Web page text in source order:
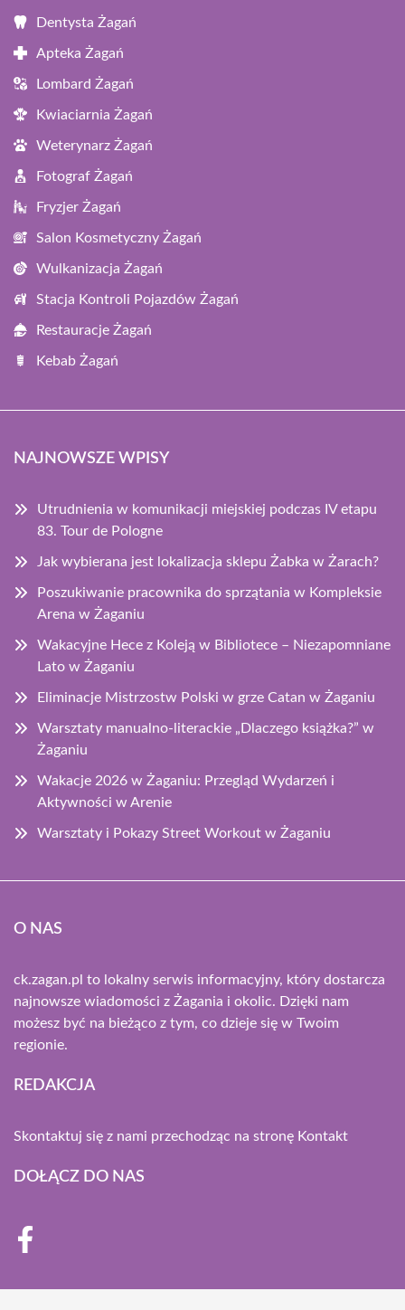
Dentysta Żagań
Apteka Żagań
Lombard Żagań
Kwiaciarnia Żagań
Weterynarz Żagań
Fotograf Żagań
Fryzjer Żagań
Salon Kosmetyczny Żagań
Wulkanizacja Żagań
Stacja Kontroli Pojazdów Żagań
Restauracje Żagań
Kebab Żagań
NAJNOWSZE WPISY
Utrudnienia w komunikacji miejskiej podczas IV etapu
83. Tour de Pologne
Jak wybierana jest lokalizacja sklepu Żabka w Żarach?
Poszukiwanie pracownika do sprzątania w Kompleksie
Arena w Żaganiu
Wakacyjne Hece z Koleją w Bibliotece – Niezapomniane
Lato w Żaganiu
Eliminacje Mistrzostw Polski w grze Catan w Żaganiu
Warsztaty manualno-literackie „Dlaczego książka?” w
Żaganiu
Wakacje 2026 w Żaganiu: Przegląd Wydarzeń i
Aktywności w Arenie
Warsztaty i Pokazy Street Workout w Żaganiu
O NAS
ck.zagan.pl to lokalny serwis informacyjny, który dostarcza
najnowsze wiadomości z Żagania i okolic. Dzięki nam
możesz być na bieżąco z tym, co dzieje się w Twoim
regionie.
REDAKCJA
Skontaktuj się z nami przechodząc na stronę Kontakt
DOŁĄCZ DO NAS